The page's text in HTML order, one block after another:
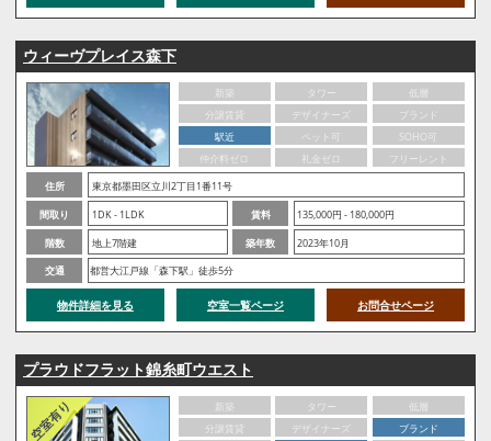
ウィーヴプレイス森下
新築 タワー
低層
分譲賃貸
デザイナーズ
ブランド
駅近
ペット可
SOHO可
仲介料ゼロ
礼金ゼロ
フリーレント
住所
東京都墨田区立川2丁目1番11号
間取り
1DK - 1LDK 賃料
135,000円 - 180,000円
階数
地上7階建 築年数
2023年10月
交通
都営大江戸線「森下駅」徒歩5分
物件詳細を見る 空室一覧ページ お問合せページ
プラウドフラット錦糸町ウエスト
新築 タワー
低層
分譲賃貸
デザイナーズ
ブランド